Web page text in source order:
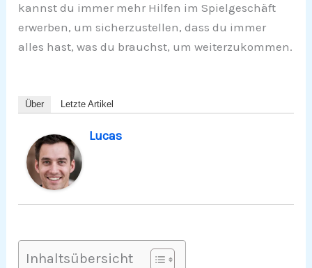
kannst du immer mehr Hilfen im Spielgeschäft
erwerben, um sicherzustellen, dass du immer
alles hast, was du brauchst, um weiterzukommen.
Über Letzte Artikel
Lucas
Inhaltsübersicht